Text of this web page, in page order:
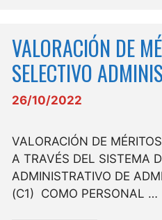
VALORACIÓN DE
SELECTIVO
26/10/2022
VALORACIÓN DE
A TRAVÉS DEL SISTEMA
ADMINISTRATIVO DE
(C1) COMO PERSONAL …